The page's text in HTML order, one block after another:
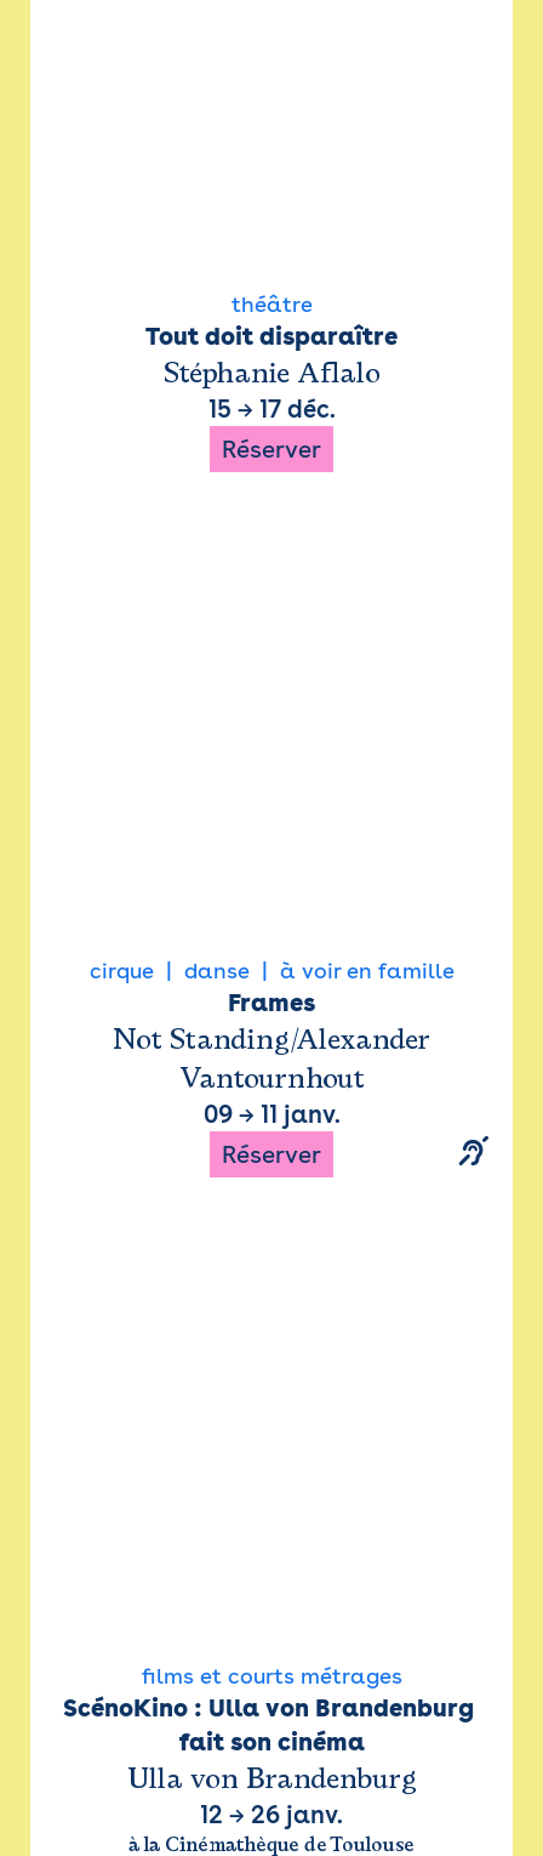
théâtre
Tout doit disparaître
Stéphanie Aflalo
15 → 17 déc.
Réserver
cirque danse à voir en famille
Frames
Not Standing/Alexander
Vantournhout
09→ 11 janv.
Réserver
films et courts métrages
ScénoKino : Ulla von Brandenburg
fait son cinéma
Ulla von Brandenburg
12 → 26 janv.
à la Cinémathèque de Toulouse